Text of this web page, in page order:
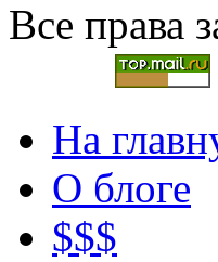
Все права
На
О блоге
$$$